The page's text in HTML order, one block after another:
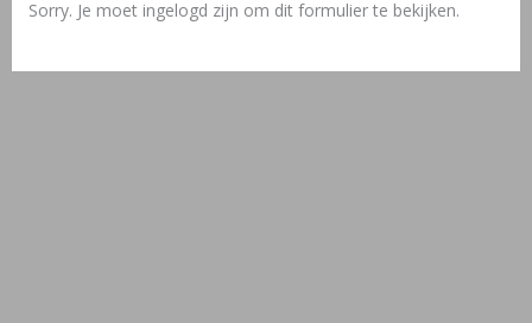
Sorry. Je moet ingelogd zijn om dit formulier te bekijken.